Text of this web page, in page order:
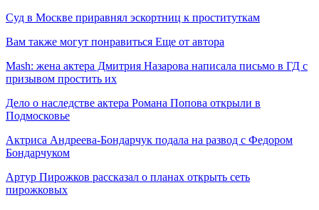
Суд в Москве приравнял эскортниц к проституткам
Вам также могут понравиться Еще от автора
Mash: жена актера Дмитрия Назарова написала письмо в ГД с
призывом простить их
Дело о наследстве актера Романа Попова открыли в
Подмосковье
Актриса Андреева-Бондарчук подала на развод с Федором
Бондарчуком
Артур Пирожков рассказал о планах открыть сеть
пирожковых